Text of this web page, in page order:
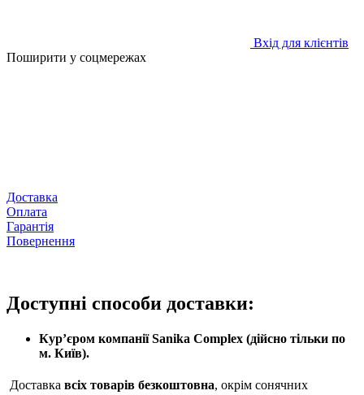
Вхід для клієнтів
Поширити у соцмережах
Доставка
Оплата
Гарантія
Повернення
Доступні способи доставки:
Кур’єром компанії Sanika Complex (дійсно тільки по
м. Київ).
Доставка всіх товарів безкоштовна, окрім сонячних